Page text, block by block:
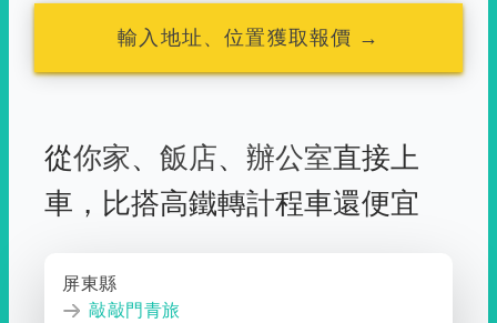
輸入地址、位置獲取報價 →
從你家、 飯店、 辦公室直接上
車， 比搭高鐵轉計程車還便宜
屏東縣
敲敲門青旅